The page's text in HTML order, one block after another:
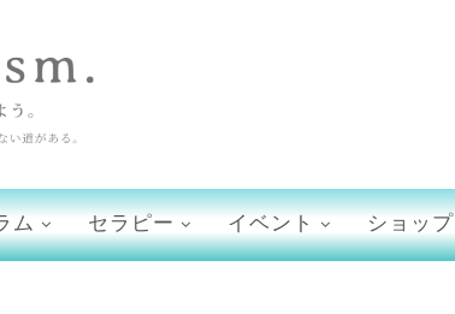
ム セラピー イベント ショップ